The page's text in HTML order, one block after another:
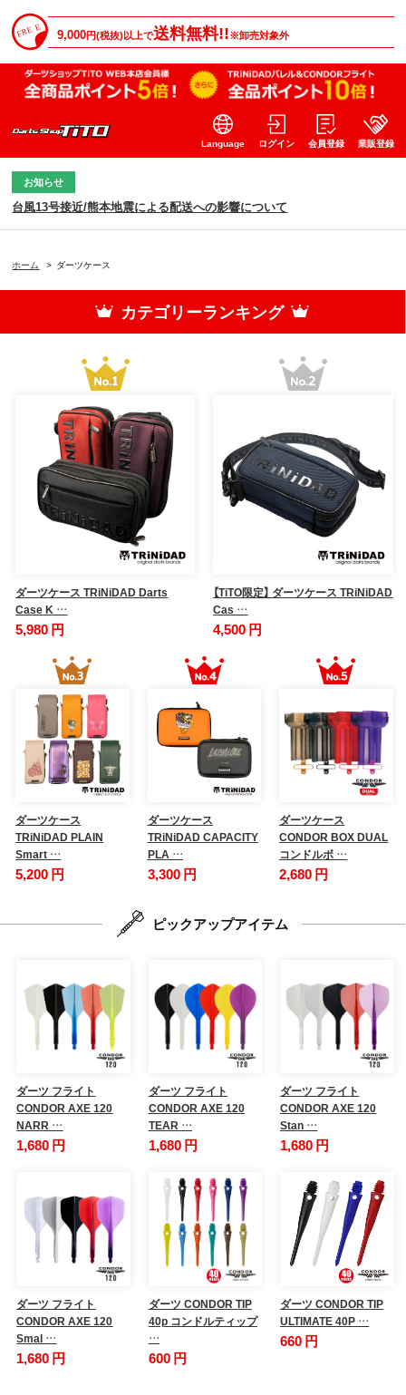
9,000円(税抜)以上で送料無料!!※卸売対象外
Language ログイン 会員登録 業販登録
お知らせ
台風13号接近/熊本地震による配送への影響について
ホーム > ダーツケース
カテゴリーランキング
ダーツケース TRiNiDAD Darts
Case K …
5,980 円
【TiTO限定】 ダーツケース TRiNiDAD
Cas …
4,500 円
ダーツケース
TRiNiDAD PLAIN
Smart …
5,200 円
ダーツケース
TRiNiDAD CAPACITY
PLA …
3,300 円
ダーツケース
CONDOR BOX DUAL
コンドルボ …
2,680 円
ピックアップアイテム
ダーツ フライト
CONDOR AXE 120
NARR …
1,680 円
ダーツ フライト
CONDOR AXE 120
TEAR …
1,680 円
ダーツ フライト
CONDOR AXE 120
Stan …
1,680 円
ダーツ フライト
CONDOR AXE 120
Smal …
1,680 円
ダーツ CONDOR TIP
40p コンドルティップ
…
600 円
ダーツ CONDOR TIP
ULTIMATE 40P …
660 円